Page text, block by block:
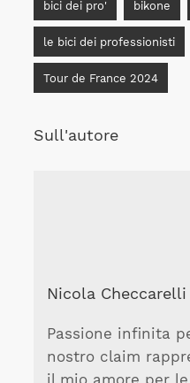
bici dei pro' bikone
le bici dei professionisti
Tour de France 2024
Sull'autore
Nicola Checcarelli
Passione infinita
nostro claim